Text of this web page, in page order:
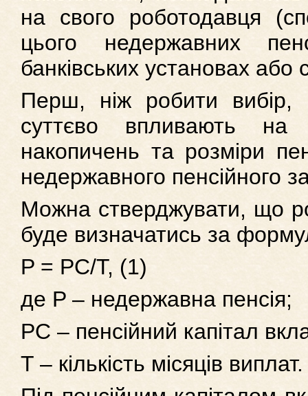
на свого роботодавця
цього недержавних
банківських установах
Перш, ніж робити вибір,
суттєво впливають на
накопичень та розміри
недержавного пенсійного
Можна стверджувати, що
буде визначатись за
P = PC/T, (1)
де P – недержавна пенсія;
PC – пенсійний капітал
T – кількість місяців виплат.